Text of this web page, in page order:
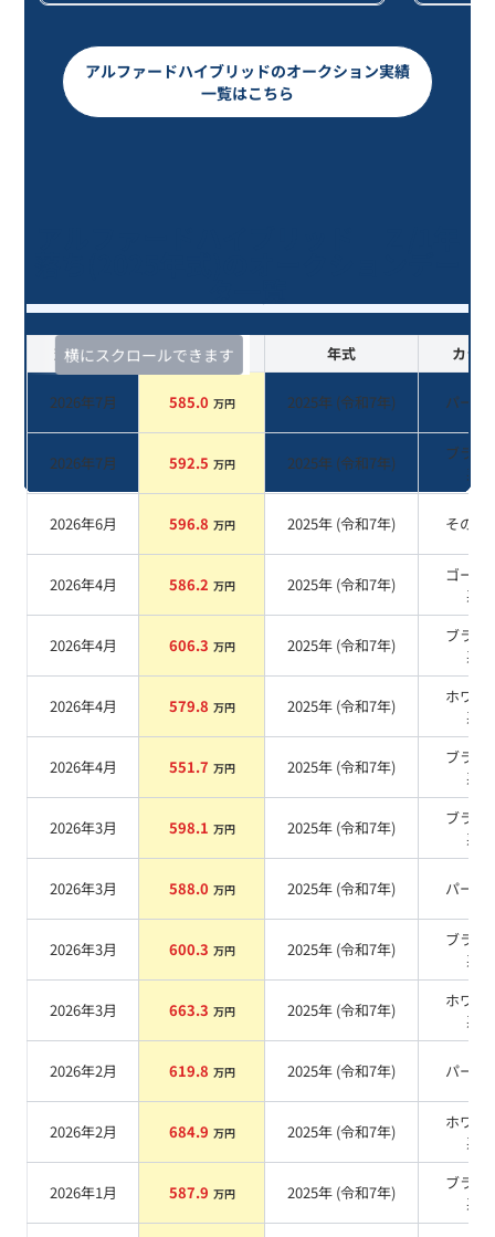
アルファードハイブリッドのオークション実績
一覧はこちら
横にスクロールできます
査定時期 セルカ実績 年式 カラー
2026年7月 585.0 万円 2025年 (令和7年) パール
2026年7月 592.5 万円 2025年 (令和7年)
ブラッ
系
2026年6月 596.8 万円 2025年 (令和7年) その他
2026年4月 586.2 万円 2025年 (令和7年)
ゴール
系
2026年4月 606.3 万円 2025年 (令和7年)
ブラッ
系
2026年4月 579.8 万円 2025年 (令和7年)
ホワイ
系
2026年4月 551.7 万円 2025年 (令和7年)
ブラッ
系
2026年3月 598.1 万円 2025年 (令和7年)
ブラッ
系
2026年3月 588.0 万円 2025年 (令和7年) パール
2026年3月 600.3 万円 2025年 (令和7年)
ブラッ
系
2026年3月 663.3 万円 2025年 (令和7年)
ホワイ
系
2026年2月 619.8 万円 2025年 (令和7年) パール
2026年2月 684.9 万円 2025年 (令和7年)
ホワイ
系
2026年1月 587.9 万円 2025年 (令和7年)
ブラッ
系